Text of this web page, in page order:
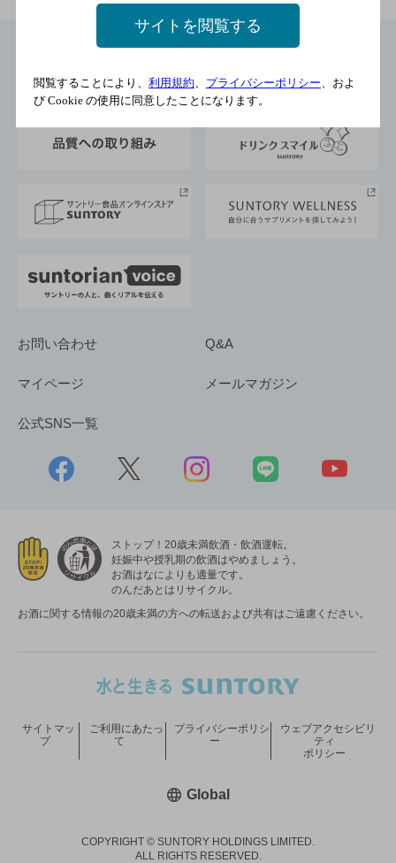
お料理・お酒レシピ
地域情報
サントリー美術館
サントリーサンバーズ大阪
東京サントリーサンゴリアス
サントリーが考えるサステナビリティ経営
ESG情報ポータル
企業情報TOP
企業概要
グループ企業一覧
採用情報
お問い合わせ Q&A
マイページ メールマガジン
公式SNS一覧
ストップ！20歳未満飲酒・飲酒運転。
妊娠中や授乳期の飲酒はやめましょう。
お酒はなによりも適量です。
のんだあとはリサイクル。
お酒に関する情報の20歳未満の方への転送および共有はご遠慮ください。
COPYRIGHT © SUNTORY HOLDINGS LIMITED.
ALL RIGHTS RESERVED.
サイトマッ
プ
ご利用にあたっ
て
プライバシーポリシ
ー
ウェブアクセシビリ
ティ
ポリシー
Global新しいウィンドウで開く
サイトを閲覧する
閲覧することにより、 利用規約 プライバシーポリシー 、およ
び Cookie の使用に同意したことになります。